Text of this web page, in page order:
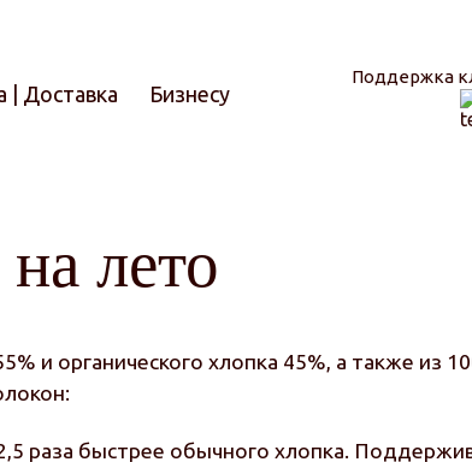
| Доставка Бизнесу
Поддержка
лето
и органического хлопка 45%, а также из
раза быстрее обычного хлопка.